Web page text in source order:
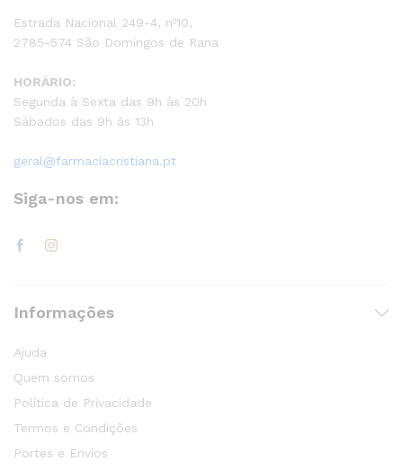
Estrada Nacional 249-4, nº10,
2785-574 São Domingos de Rana
HORÁRIO:
Segunda à Sexta das 9h às 20h
Sábados das 9h às 13h
geral@farmaciacristiana.pt
Siga-nos em:
Informações
Ajuda
Quem somos
Política de Privacidade
Termos e Condições
Portes e Envios